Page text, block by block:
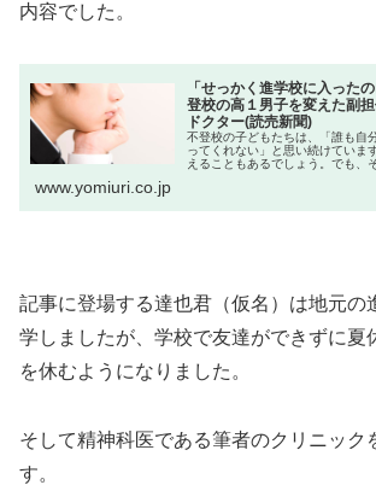
内容でした。
「せっかく進学校に入った
登校の高１男子を変えた副
ドクター(読売新聞)
不登校の子どもたちは、「誰も自
ってくれない」と思い続けていま
えることもあるでしょう。でも、
www.yomiuri.co.jp
記事に登場する達也君（仮名）は地元の
学しましたが、学校で友達ができずに夏
を休むようになりました。
そして精神科医である筆者のクリニック
す。